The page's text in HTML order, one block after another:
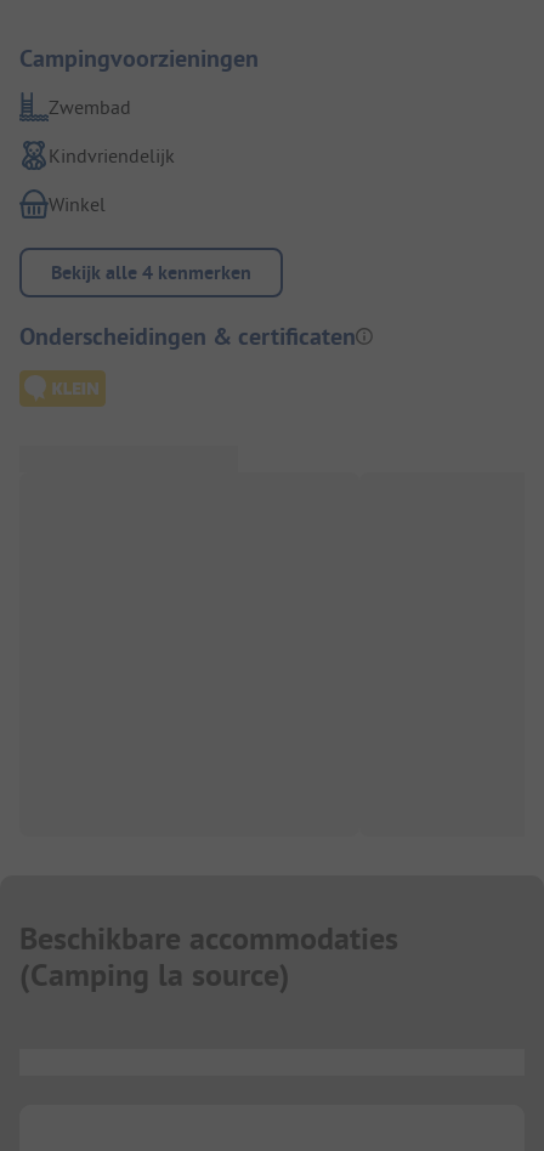
Campingvoorzieningen
Zwembad
Kindvriendelijk
Winkel
Bekijk alle 4 kenmerken
Onderscheidingen & certificaten
Beschikbare accommodaties
(Camping la source)